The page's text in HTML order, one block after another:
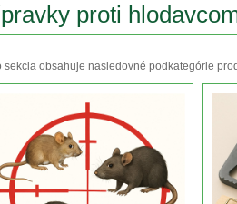
proti
sekcia obsahuje nasledovné podkategórie